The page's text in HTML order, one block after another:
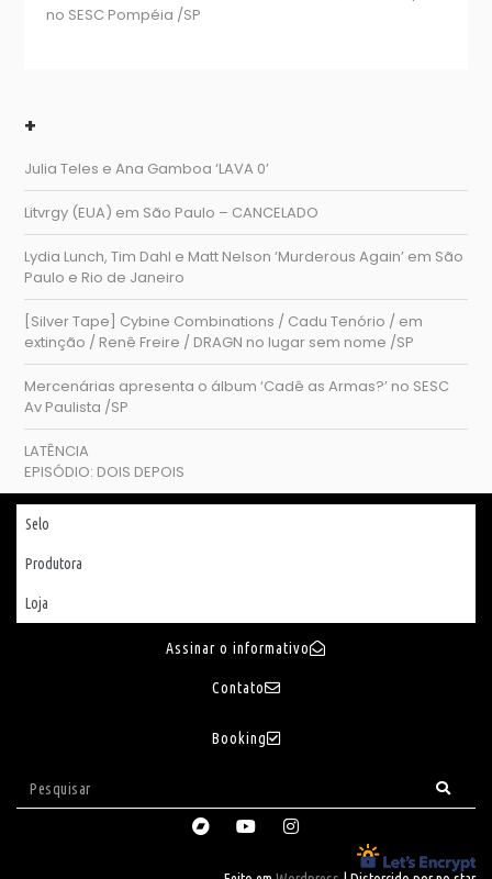
no SESC Pompéia /SP
+
Julia Teles e Ana Gamboa ‘LAVA 0’
Litvrgy (EUA) em São Paulo – CANCELADO
Lydia Lunch, Tim Dahl e Matt Nelson ‘Murderous Again’ em São
Paulo e Rio de Janeiro
[Silver Tape] Cybine Combinations / Cadu Tenório / em
extinção / Renê Freire / DRAGN no lugar sem nome /SP
Mercenárias apresenta o álbum ‘Cadê as Armas?’ no SESC
Av Paulista /SP
LATÊNCIA
EPISÓDIO: DOIS DEPOIS
Selo
Produtora
Loja
Assinar o informativo
Contato
Booking